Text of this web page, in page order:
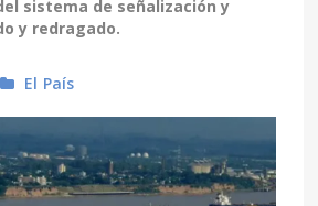
sistema de señalización y
y redragado.
El País